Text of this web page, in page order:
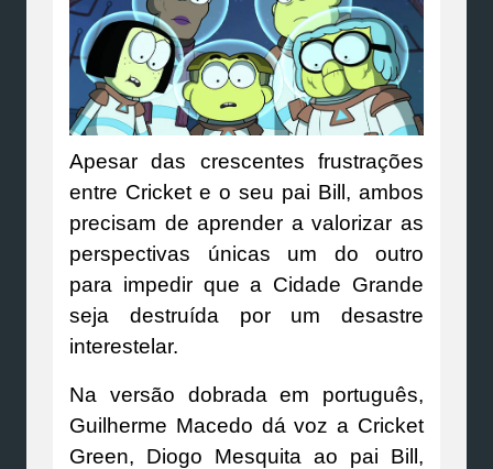
Apesar das crescentes frustrações
entre Cricket e o seu pai Bill, ambos
precisam de aprender a valorizar as
perspectivas únicas um do outro
para impedir que a Cidade Grande
seja destruída por um desastre
interestelar.
Na versão dobrada em português,
Guilherme Macedo dá voz a Cricket
Green, Diogo Mesquita ao pai Bill,